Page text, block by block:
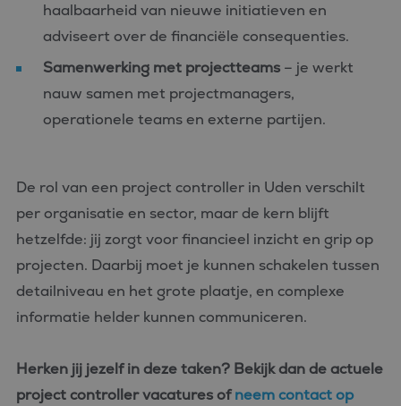
haalbaarheid van nieuwe initiatieven en
adviseert over de financiële consequenties.
Samenwerking met projectteams – je werkt
nauw samen met projectmanagers,
operationele teams en externe partijen.
De rol van een project controller in Uden verschilt
per organisatie en sector, maar de kern blijft
hetzelfde: jij zorgt voor financieel inzicht en grip op
projecten. Daarbij moet je kunnen schakelen tussen
detailniveau en het grote plaatje, en complexe
informatie helder kunnen communiceren.
Herken jij jezelf in deze taken? Bekijk dan deactuele
project controller vacaturesofneem contact op